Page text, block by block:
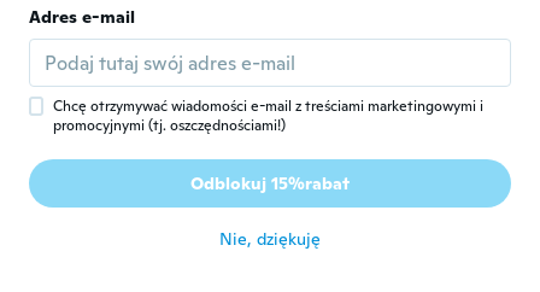
S Sheila
Rok dołączenia 2020 · 17 opinie
I like them there cute nice
Benvenuta
Rok dołączenia 2020 · 7 opinie
Adres e-mail
Chcę otrzymywać wiadomości e-mail z treściami marketingowymi i
promocyjnymi (tj. oszczędnościami!)
Odblokuj 15%rabat
Nie, dziękuję